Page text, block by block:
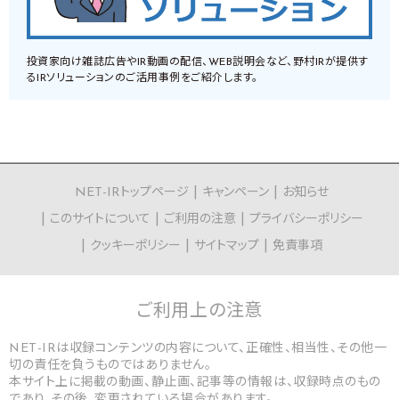
投資家向け雑誌広告やIR動画の配信、WEB説明会など、野村IRが提供す
るIRソリューションのご活用事例をご紹介します。
NET-IRトップページ キャンペーン
お知らせ
このサイトについて
ご利用の注意
プライバシーポリシー
クッキーポリシー
サイトマップ 免責事項
ご利用上の注意
NET-IRは収録コンテンツの内容について、正確性、相当性、その他一
切の責任を負うものではありません。
本サイト上に掲載の動画、静止画、記事等の情報は、収録時点のもの